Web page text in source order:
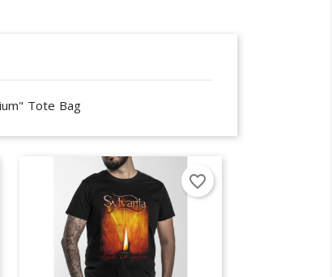
Tote Bag
favorite_border